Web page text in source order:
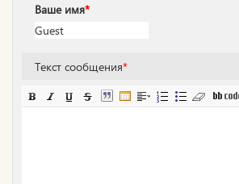
Ваше имя*
Текст сообщения*